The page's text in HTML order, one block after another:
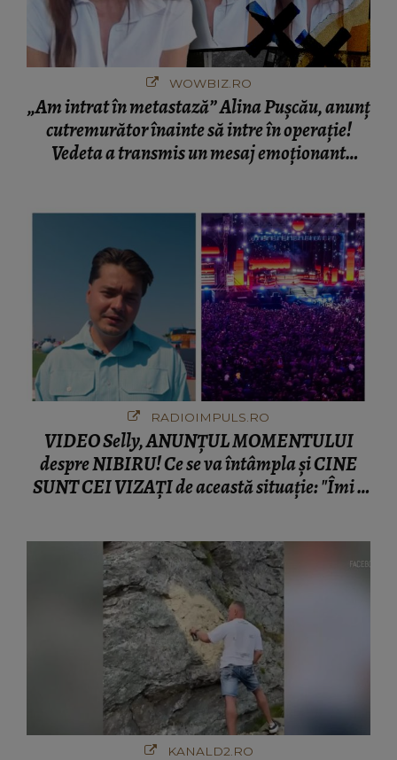
WOWBIZ.RO
„Am intrat în metastază” Alina Pușcău, anunț
cutremurător înainte să intre în operație!
Vedeta a transmis un mesaj emoționant
RADIOIMPULS.RO
VIDEO Selly, ANUNȚUL MOMENTULUI
despre NIBIRU! Ce se va întâmpla și CINE
SUNT CEI VIZAȚI de această situație: "Îmi e
KANALD2.RO